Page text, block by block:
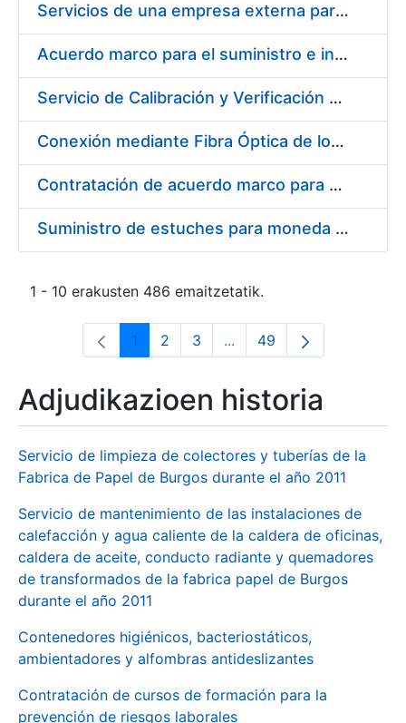
Servicios de una empresa externa para el asesoramiento y resolución de los recursos de alzada que se presentan relacionados con procesos de selección para la FNMT-RCM
Acuerdo marco para el suministro e instalación de persianas, estores y otros complementos
Servicio de Calibración y Verificación Externa de los Equipos de Medición del Servicio de Prevención de la FNMT-RCM
Conexión mediante Fibra Óptica de los Centros de Proceso de Datos (CPDs) de las sedes de la FNMT-RCM de Burgos y Madrid
Contratación de acuerdo marco para el Suministro de Material de Electricidad para la Fábrica Nacional de Moneda y Timbre-Real Casa de la Moneda en su centro de trabajo de Burgos
Suministro de estuches para moneda de 30 €
1 - 10 erakusten 486 emaitzetatik.
Orrialdea
1 Orrialdea
2 Orrialdea
3 ...Intermediate Pages Use
Orrialdea
49
Adjudikazioen historia
Servicio de limpieza de colectores y tuberías de la
Fabrica de Papel de Burgos durante el año 2011
Servicio de mantenimiento de las instalaciones de
calefacción y agua caliente de la caldera de oficinas,
caldera de aceite, conducto radiante y quemadores
de transformados de la fabrica papel de Burgos
durante el año 2011
Contenedores higiénicos, bacteriostáticos,
ambientadores y alfombras antideslizantes
Contratación de cursos de formación para la
prevención de riesgos laborales